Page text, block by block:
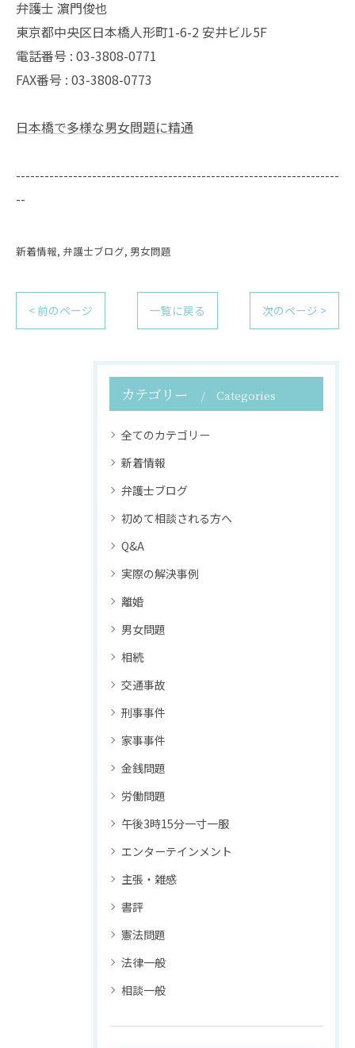
弁護士 濵門俊也
東京都中央区日本橋人形町1-6-2 安井ビル5F
電話番号 : 03-3808-0771
FAX番号 : 03-3808-0773
日本橋で多様な男女問題に精通
--------------------------------------------------------------------
--
新着情報 弁護士ブログ 男女問題
< 前のページ 一覧に戻る 次のページ >
カテゴリー Categories
全てのカテゴリー
新着情報
弁護士ブログ
初めて相談される方へ
Q&A
実際の解決事例
離婚
男女問題
相続
交通事故
刑事事件
家事事件
金銭問題
労働問題
午後3時15分一寸一服
エンターテインメント
主張・雑感
書評
憲法問題
法律一般
相談一般